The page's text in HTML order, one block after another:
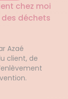
chez moi
déchets
Azaé
client, de